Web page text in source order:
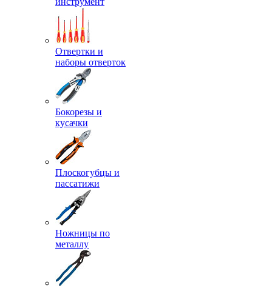
Отвертки и
наборы отверток
Бокорезы и
кусачки
Плоскогубцы и
пассатижи
Ножницы по
металлу